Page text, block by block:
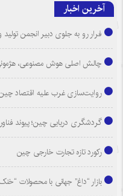
آخرین اخبار
فرار رو به جلوی دبیر انجمن
چالش اصلی هوش مصنوعی،
روایت‌سازی غرب علیه اقتصاد
گردشگری دریایی چین؛ پیوند
رکورد تازه تجارت خارجی چین
بازار “داغ” جهانی با محصولات